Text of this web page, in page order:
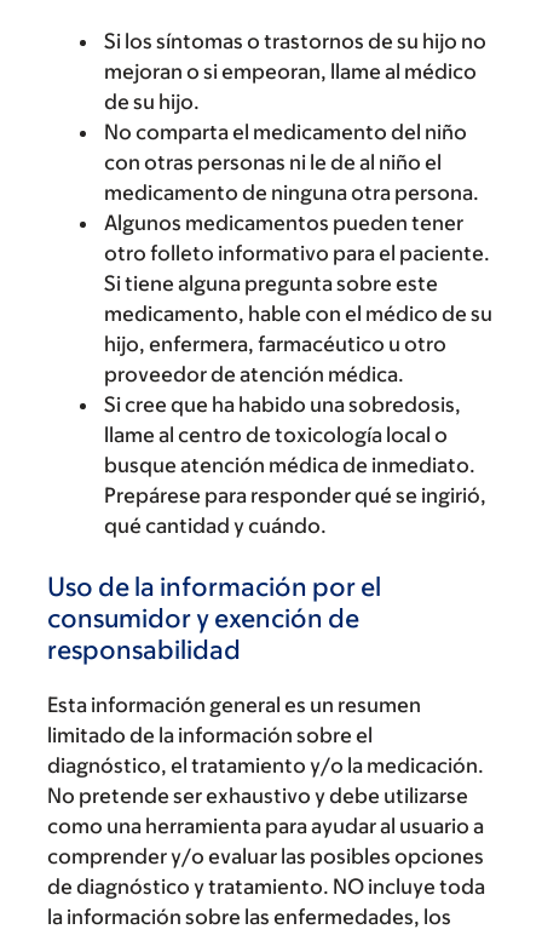
Si los síntomas o trastornos de su hijo no
mejoran o si empeoran, llame al médico
de su hijo.
No comparta el medicamento del niño
con otras personas ni le de al niño el
medicamento de ninguna otra persona.
Algunos medicamentos pueden tener
otro folleto informativo para el paciente.
Si tiene alguna pregunta sobre este
medicamento, hable con el médico de su
hijo, enfermera, farmacéutico u otro
proveedor de atención médica.
Si cree que ha habido una sobredosis,
llame al centro de toxicología local o
busque atención médica de inmediato.
Prepárese para responder qué se ingirió,
qué cantidad y cuándo.
Uso de la información por el
consumidor y exención de
responsabilidad
Esta información general es un resumen
limitado de la información sobre el
diagnóstico, el tratamiento y/o la medicación.
No pretende ser exhaustivo y debe utilizarse
como una herramienta para ayudar al usuario a
comprender y/o evaluar las posibles opciones
de diagnóstico y tratamiento. NO incluye toda
la información sobre las enfermedades, los